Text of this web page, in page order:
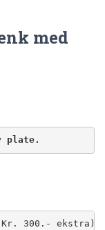
med
plate.
(Kr. 300.- ekstra)